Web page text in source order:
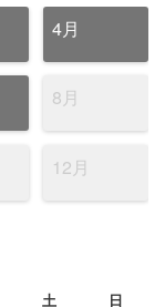
4月
8月
12月
土 日